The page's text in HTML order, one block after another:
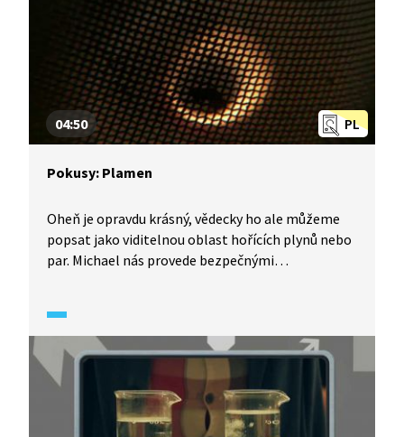
PL
04:50
Pokusy: Plamen
Oheň je opravdu krásný, vědecky ho ale můžeme
popsat jako viditelnou oblast hořících plynů nebo
par. Michael nás provede bezpečnými
funguje a jaká je stavba plamene.